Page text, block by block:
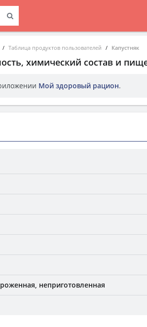
Таблица продуктов пользователей Капустняк
химический состав и
Мой здоровый рацион.
неприготовленная